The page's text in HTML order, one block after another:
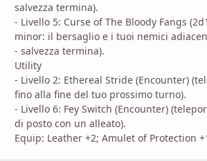
salvezza termina).
- Livello 5: Curse of The Bloody Fangs
minor: il bersaglio e i tuoi nemici
- salvezza termina).
Utility
- Livello 2: Ethereal Stride (Encounter)
fino alla fine del tuo prossimo turno).
- Livello 6: Fey Switch (Encounter)
di posto con un alleato).
Equip: Leather +2; Amulet of Protection